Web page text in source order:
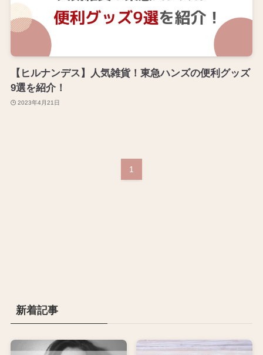
【ヒルナンデス】人気雑貨！東急ハンズの便利グッズ
9選を紹介！
2023年4月21日
1
新着記事